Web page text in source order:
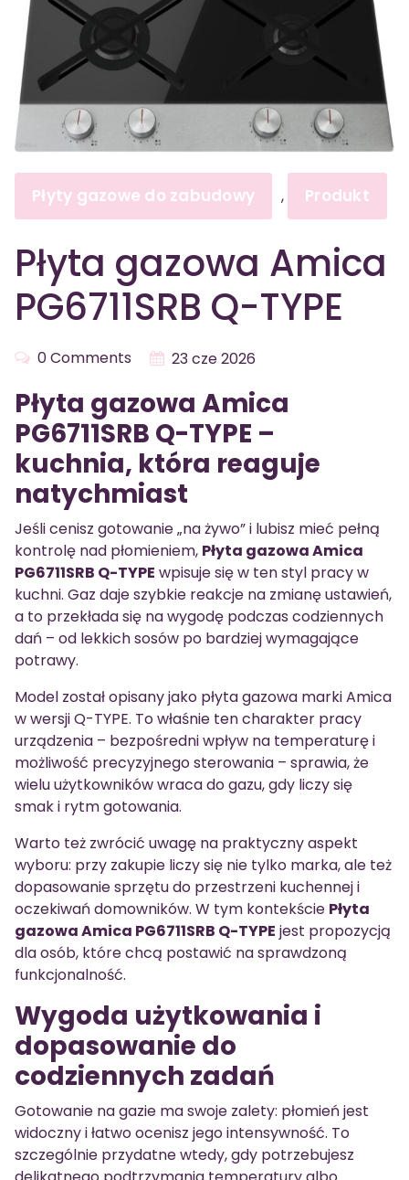
Płyty gazowe do zabudowy , Produkt
Płyta gazowa Amica
PG6711SRB Q-TYPE
0 Comments 23 cze 2026
Płyta gazowa Amica
PG6711SRB Q-TYPE –
kuchnia, która reaguje
natychmiast
Jeśli cenisz gotowanie „na żywo” i lubisz mieć pełną
kontrolę nad płomieniem, Płyta gazowa Amica
PG6711SRB Q-TYPE wpisuje się w ten styl pracy w
kuchni. Gaz daje szybkie reakcje na zmianę ustawień,
a to przekłada się na wygodę podczas codziennych
dań – od lekkich sosów po bardziej wymagające
potrawy.
Model został opisany jako płyta gazowa marki Amica
w wersji Q-TYPE. To właśnie ten charakter pracy
urządzenia – bezpośredni wpływ na temperaturę i
możliwość precyzyjnego sterowania – sprawia, że
wielu użytkowników wraca do gazu, gdy liczy się
smak i rytm gotowania.
Warto też zwrócić uwagę na praktyczny aspekt
wyboru: przy zakupie liczy się nie tylko marka, ale też
dopasowanie sprzętu do przestrzeni kuchennej i
oczekiwań domowników. W tym kontekście Płyta
gazowa Amica PG6711SRB Q-TYPE jest propozycją
dla osób, które chcą postawić na sprawdzoną
funkcjonalność.
Wygoda użytkowania i
dopasowanie do
codziennych zadań
Gotowanie na gazie ma swoje zalety: płomień jest
widoczny i łatwo ocenisz jego intensywność. To
szczególnie przydatne wtedy, gdy potrzebujesz